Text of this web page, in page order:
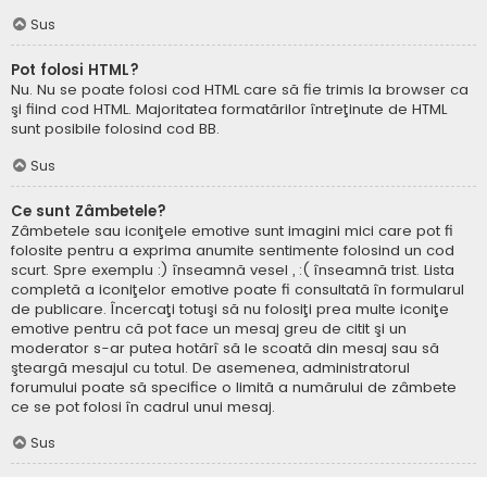
Sus
Pot folosi HTML?
Nu. Nu se poate folosi cod HTML care să fie trimis la browser ca
şi fiind cod HTML. Majoritatea formatărilor întreţinute de HTML
sunt posibile folosind cod BB.
Sus
Ce sunt Zâmbetele?
Zâmbetele sau iconiţele emotive sunt imagini mici care pot fi
folosite pentru a exprima anumite sentimente folosind un cod
scurt. Spre exemplu :) înseamnă vesel , :( înseamnă trist. Lista
completă a iconiţelor emotive poate fi consultată în formularul
de publicare. Încercaţi totuşi să nu folosiţi prea multe iconiţe
emotive pentru că pot face un mesaj greu de citit şi un
moderator s-ar putea hotărî să le scoată din mesaj sau să
şteargă mesajul cu totul. De asemenea, administratorul
forumului poate să specifice o limită a numărului de zâmbete
ce se pot folosi în cadrul unui mesaj.
Sus